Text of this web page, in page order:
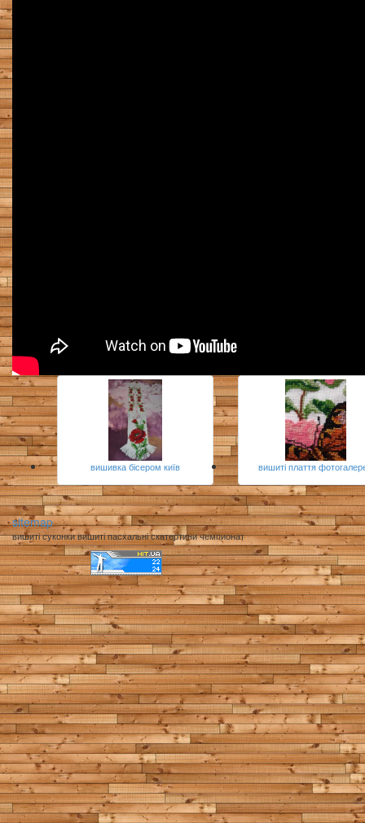
вишивка бісером київ вишиті плаття
sitemap
вишиті суконки вишиті пасхальні скатертини чемпионат